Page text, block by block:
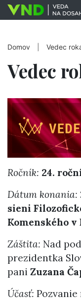
Domov Vedec
Vedec
Ročník: 24.
Dátum konania:
sieni
Komenského
Záštita: Nad
prezidentka
pani Zuzana
Účasť: